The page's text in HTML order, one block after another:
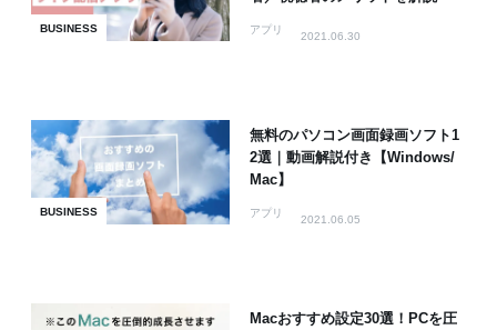
BUSINESS アプリ
2021.06.30
BUSINESS
無料のパソコン画面録画ソフト1
2選｜動画解説付き【Windows/
Mac】
アプリ
2021.06.05
Macおすすめ設定30選！PCを圧